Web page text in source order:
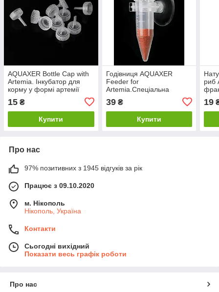
AQUAXER Bottle Cap with
Artemia. Інкубатор для
корму у формі артемії
15 ₴
Купити
Годівниця AQUAXER
Feeder for
Artemia.Спеціальна
акваріумна годівниця для
годування риб
високобілковим кормом
39₴
Купити
риб
19
Про нас
97% позитивних з 1945 відгуків за рік
Працює з 09.10.2020
м. Нікополь
Нікополь, Україна
Контакти
Сьогодні вихідний
Показати весь графік роботи
Про нас